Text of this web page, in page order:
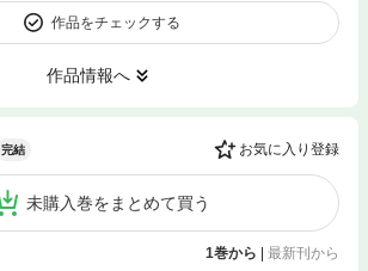
作品をチェックする
作品情報へ
完結 お気に入り登録
未購入巻をまとめて買う
1巻から | 最新刊から